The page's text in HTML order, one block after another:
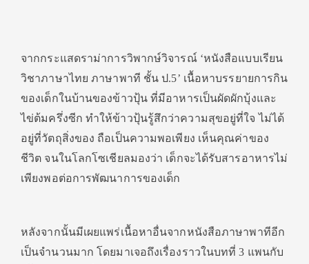
จากกระแสดราม่าการวิพากษ์วิจารณ์ ‘หนังสือแบบเรียน
วิชาภาษาไทย ภาษาพาที ชั้น ป.5’ เนื้อหาบรรยายการกิน
ของเด็กในบ้านของข้าวปุ้น ที่มีอาหารเป็นผัดผักบุ้งและ
ไข่ต้มครึ่งซีก ทำให้ข้าวปุ้นรู้สึกว่าความสุขอยู่ที่ใจ ไม่ได้
อยู่ที่วัตถุสิ่งของ ถือเป็นความพอเพียง เห็นคุณค่าของ
ชีวิต จนในโลกโซเชียลมองว่า เด็กจะได้รับสารอาหารไม่
เพียงพอต่อการพัฒนาการของเด็ก
หลังจากนั้นมีเผยแพร่เนื้อหาอื่นจากหนังสือภาษาพาทีอีก
เป็นจำนวนมาก โดยมาเจอถึงเรื่องราวในบทที่ 3 แพนกับ